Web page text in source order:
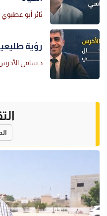
ثائر أبو عطيوي
رؤية
د.سامي